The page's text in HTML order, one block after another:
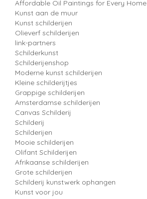
Affordable Oil Paintings for Every Home
Kunst aan de muur
Kunst schilderijen
Olieverf schilderijen
link-partners
Schilderkunst
Schilderijenshop
Moderne kunst schilderijen
Kleine schilderijtjes
Grappige schilderijen
Amsterdamse schilderijen
Canvas Schilderij
Schilderij
Schilderijen
Mooie schilderijen
Olifant Schilderijen
Afrikaanse schilderijen
Grote schilderijen
Schilderij kunstwerk ophangen
Kunst voor jou